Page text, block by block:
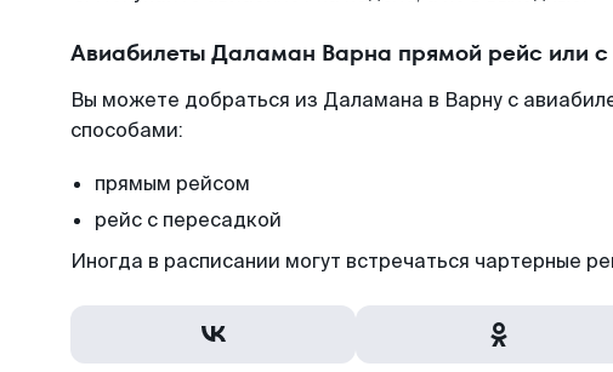
Авиабилеты Даламан Варна прямой рейс или
Вы можете добраться из Даламана в Варну с
способами:
прямым рейсом
рейс с пересадкой
Иногда в расписании могут встречаться чартерные